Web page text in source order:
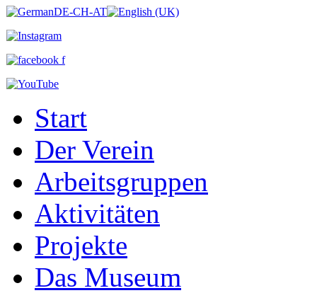
Start
Der Verein
Arbeitsgruppen
Aktivitäten
Projekte
Das Museum